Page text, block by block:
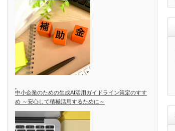
中小企業のための生成AI活用ガイドライン策定のすす
め ～安心して積極活用するために～